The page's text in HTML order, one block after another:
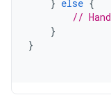
} else {
//
}
}